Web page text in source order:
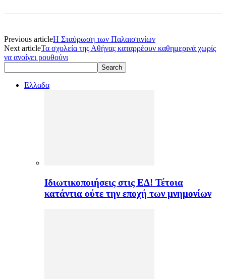
Previous articleΗ Σταύρωση των Παλαιστινίων
Next articleΤα σχολεία της Αθήνας καταρρέουν καθημερινά χωρίς
να ανοίγει ρουθούνι
Ελλαδα
Ιδιωτικοποιήσεις στις ΕΔ! Τέτοια
κατάντια ούτε την εποχή των μνημονίων